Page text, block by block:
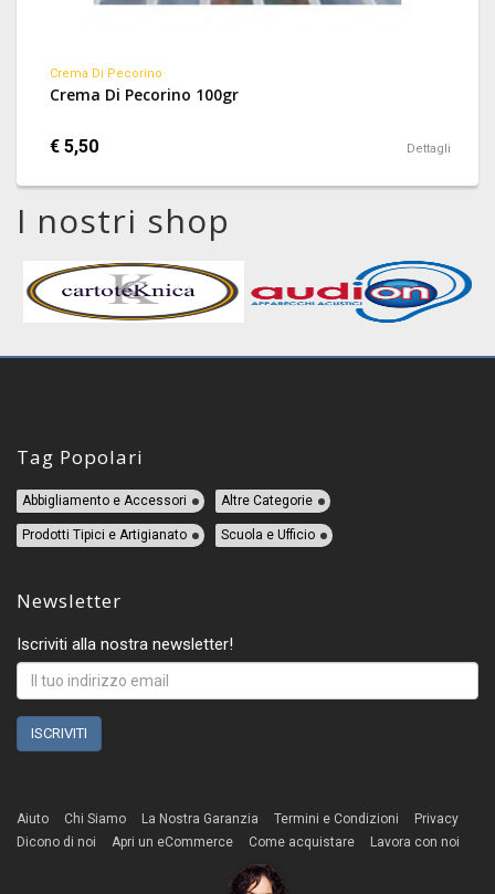
Crema Di Pecorino
Crema Di Pecorino 100gr
€ 5,50 Dettagli
I nostri shop
Tag Popolari
Abbigliamento e Accessori Altre Categorie
Prodotti Tipici e Artigianato Scuola e Ufficio
Newsletter
Iscriviti alla nostra newsletter!
Aiuto Chi Siamo La Nostra Garanzia Termini e Condizioni
Privacy
Dicono di noi
Apri un eCommerce Come acquistare Lavora con noi